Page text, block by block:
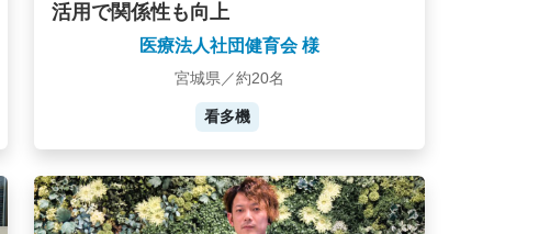
活用で関係性も向上
医療法人社団健育会 様
宮城県／約20名
看多機